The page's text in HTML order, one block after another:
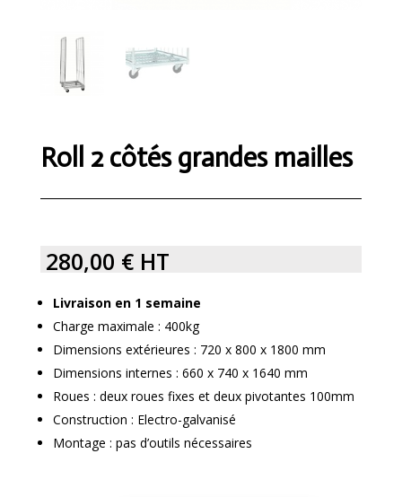
Roll 2 côtés grandes mailles
280,00 € HT
Livraison en 1 semaine
Charge maximale : 400kg
Dimensions extérieures : 720 x 800 x 1800 mm
Dimensions internes : 660 x 740 x 1640 mm
Roues : deux roues fixes et deux pivotantes 100mm
Construction : Electro-galvanisé
Montage : pas d’outils nécessaires